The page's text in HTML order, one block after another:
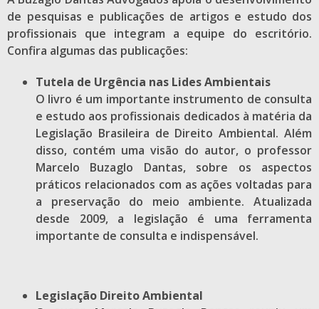
de pesquisas e publicações de artigos e estudo dos
profissionais que integram a equipe do escritório.
Confira algumas das publicações:
Tutela de Urgência nas Lides Ambientais
O livro é um importante instrumento de consulta
e estudo aos profissionais dedicados à matéria da
Legislação Brasileira de Direito Ambiental. Além
disso, contém uma visão do autor, o professor
Marcelo Buzaglo Dantas, sobre os aspectos
práticos relacionados com as ações voltadas para
a preservação do meio ambiente. Atualizada
desde 2009, a legislação é uma ferramenta
importante de consulta e indispensável.
Legislação Direito Ambiental